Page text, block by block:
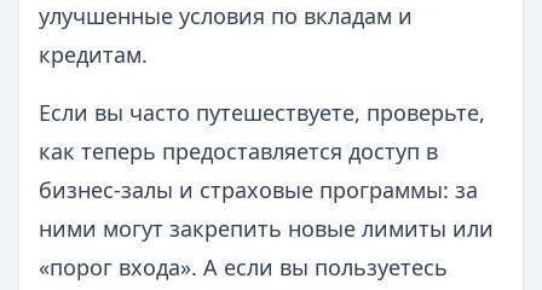
улучшенные условия по вкладам и
кредитам.
Если вы часто путешествуете, проверьте,
как теперь предоставляется доступ в
бизнес-залы и страховые программы: за
ними могут закрепить новые лимиты или
«порог входа». А если вы пользуетесь